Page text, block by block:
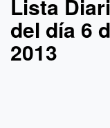
Lista
del día 6
2013